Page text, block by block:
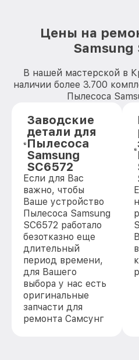
Цены на
Samsung
В нашей мастерской в
наличии более 3.700
Пылесоса
Заводские
детали для
Пылесоса
Samsung
SC6572
Если для Вас
важно, чтобы
Ваше устройство
Пылесоса Samsung
SC6572 работало
безотказно еще
длительный
период времени,
для Вашего
выбора у нас есть
оригинальные
запчасти для
ремонта Самсунг